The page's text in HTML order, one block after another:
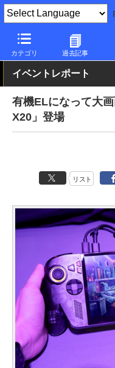
カテゴリ 過去記事
PC Watch イベント
イベントレポート
有機ELになって大
X20」登場
リスト